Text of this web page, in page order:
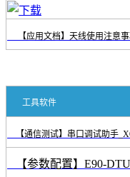
【应用文档】天线使用注意
工具软件
【通信测试】串口调试助手
【参数配置】E90-